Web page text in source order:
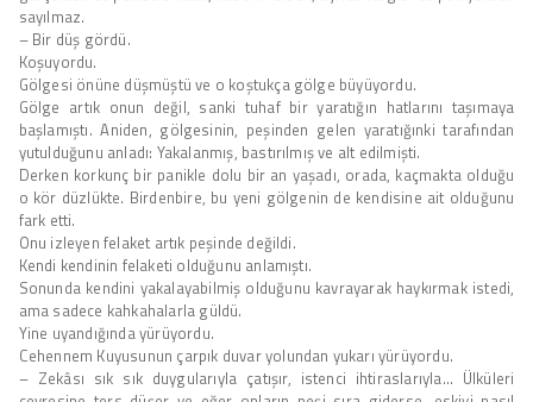
sayılmaz.
– Bir düş gördü.
Koşuyordu.
Gölgesi önüne düşmüştü ve o koştukça gölge büyüyordu.
Gölge artık onun değil, sanki tuhaf bir yaratığın hatlarını taşımaya
başlamıştı. Aniden, gölgesinin, peşinden gelen yaratığınki tarafından
yutulduğunu anladı: Yakalanmış, bastırılmış ve alt edilmişti.
Derken korkunç bir panikle dolu bir an yaşadı, orada, kaçmakta olduğu
o kör düzlükte. Birdenbire, bu yeni gölgenin de kendisine ait olduğunu
fark etti.
Onu izleyen felaket artık peşinde değildi.
Kendi kendinin felaketi olduğunu anlamıştı.
Sonunda kendini yakalayabilmiş olduğunu kavrayarak haykırmak istedi,
ama sadece kahkahalarla güldü.
Yine uyandığında yürüyordu.
Cehennem Kuyusunun çarpık duvar yolundan yukarı yürüyordu.
– Zekâsı sık sık duygularıyla çatışır, istenci ihtiraslarıyla… Ülküleri